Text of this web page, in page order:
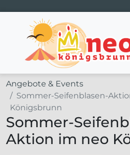
Hauptnavigation
Angebote & Events
Sommer-Seifenblasen-
Königsbrunn
Sommer-
Aktion im neo